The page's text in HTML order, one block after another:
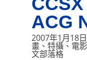
ACG
2007年1月18
畫、特攝、電
文部落格